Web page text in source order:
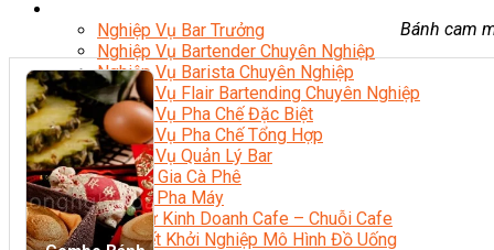
Nghiệp Vụ Bar Trưởng
Nghiệp Vụ Bartender Chuyên Nghiệp
Nghiệp Vụ Barista Chuyên Nghiệp
Nghiệp Vụ Flair Bartending Chuyên Nghiệp
Nghiệp Vụ Pha Chế Đặc Biệt
Nghiệp Vụ Pha Chế Tổng Hợp
Nghiệp Vụ Quản Lý Bar
Chuyên Gia Cà Phê
Cà Phê Pha Máy
Khởi Sự Kinh Doanh Cafe – Chuỗi Cafe
Bí Quyết Khởi Nghiệp Mô Hình Đồ Uống
Bánh cam